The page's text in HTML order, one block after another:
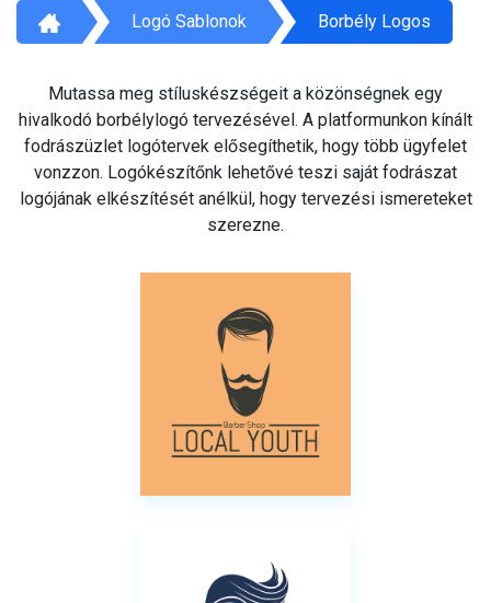
Logó Sablonok Borbély Logos
Mutassa meg stíluskészségeit a közönségnek egy
hivalkodó borbélylogó tervezésével. A platformunkon kínált
fodrászüzlet logótervek elősegíthetik, hogy több ügyfelet
vonzzon. Logókészítőnk lehetővé teszi saját fodrászat
logójának elkészítését anélkül, hogy tervezési ismereteket
szerezne.